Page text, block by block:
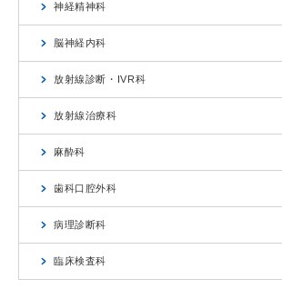
神経精神科
脳神経内科
放射線診断・IVR科
放射線治療科
麻酔科
歯科口腔外科
病理診断科
臨床検査科